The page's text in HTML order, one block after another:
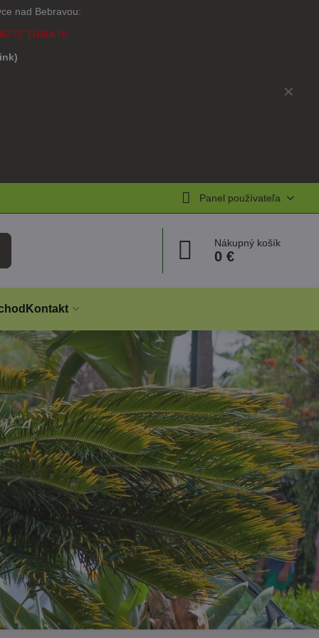
✕
nad Bebravou:
TUMA !!!
Panel používateľa
Nákupný košík
0 €
Kontakt